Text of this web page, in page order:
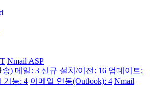
Nmail ASP
송) 메일: 3 신규 설치/이전: 16 업데이트:
기능: 4 이메일 연동(Outlook): 4 Nmail